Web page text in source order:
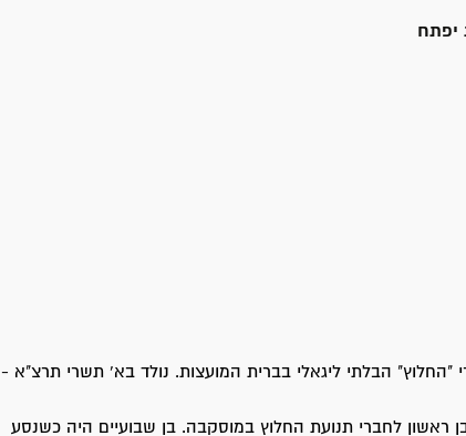
יפתח
"החלוץ" הבלתי ליגאלי בברית המועצות. נולד בא' תשרי תרצ"א -
ראשון לחברי תנועת החלוץ במוסקבה. בן שבועיים היה כשנסע